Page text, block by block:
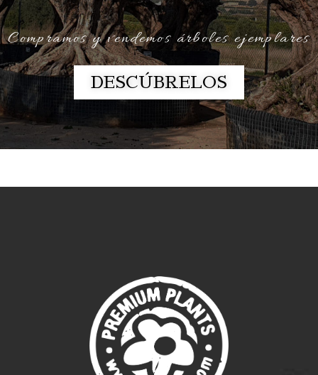
Compramos y vendemos árboles ejemplares
DESCÚBRELOS